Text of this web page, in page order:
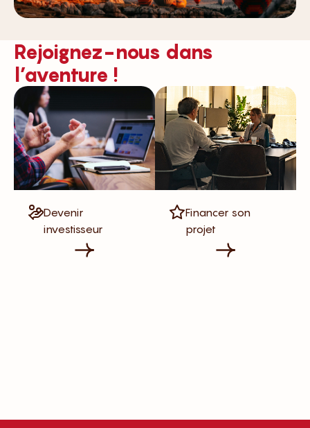
Rejoignez-nous dans
l’aventure !
Devenir
investisseur
Financer son
projet